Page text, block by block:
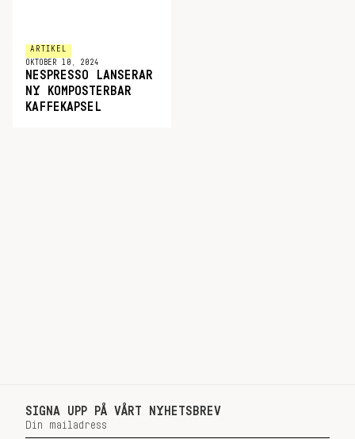
ARTIKEL
OKTOBER 10, 2024
NESPRESSO LANSERAR
NY KOMPOSTERBAR
KAFFEKAPSEL
SIGNA UPP PÅ VÅRT NYHETSBREV